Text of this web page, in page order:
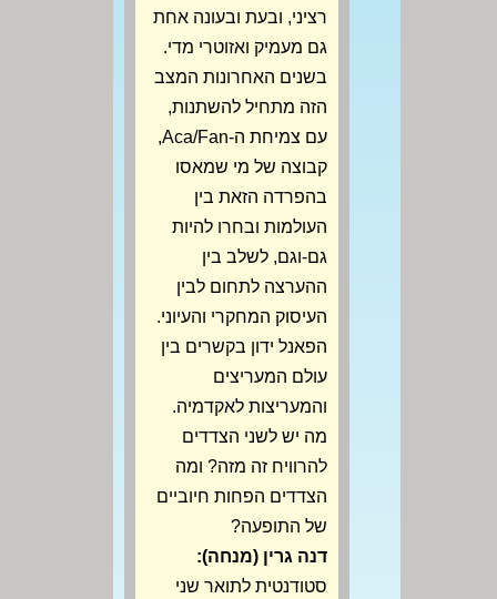
רציני, ובעת ובעונה אחת
גם מעמיק ואזוטרי מדי.
בשנים האחרונות המצב
הזה מתחיל להשתנות,
עם צמיחת ה-Aca/Fan,
קבוצה של מי שמאסו
בהפרדה הזאת בין
העולמות ובחרו להיות
גם-וגם, לשלב בין
ההערצה לתחום לבין
העיסוק המחקרי והעיוני.
הפאנל ידון בקשרים בין
עולם המעריצים
והמעריצות לאקדמיה.
מה יש לשני הצדדים
להרוויח זה מזה? ומה
הצדדים הפחות חיוביים
של התופעה?
דנה גרין (מנחה):
סטודנטית לתואר שני